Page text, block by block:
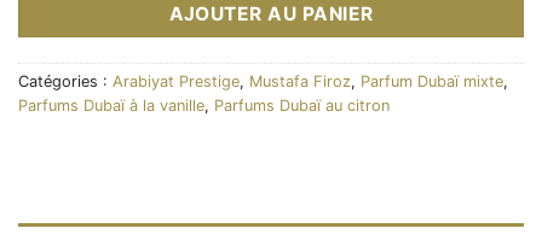
AJOUTER AU PANIER
Catégories : Arabiyat Prestige, Mustafa Firoz, Parfum Dubaï mixte,
Parfums Dubaï à la vanille, Parfums Dubaï au citron